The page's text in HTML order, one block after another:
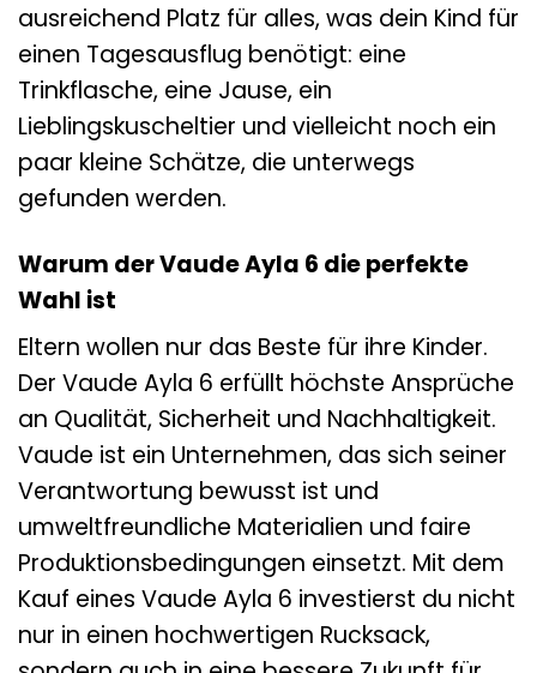
ausreichend Platz für alles, was dein Kind für
einen Tagesausflug benötigt: eine
Trinkflasche, eine Jause, ein
Lieblingskuscheltier und vielleicht noch ein
paar kleine Schätze, die unterwegs
gefunden werden.
Warum der Vaude Ayla 6 die perfekte
Wahl ist
Eltern wollen nur das Beste für ihre Kinder.
Der Vaude Ayla 6 erfüllt höchste Ansprüche
an Qualität, Sicherheit und Nachhaltigkeit.
Vaude ist ein Unternehmen, das sich seiner
Verantwortung bewusst ist und
umweltfreundliche Materialien und faire
Produktionsbedingungen einsetzt. Mit dem
Kauf eines Vaude Ayla 6 investierst du nicht
nur in einen hochwertigen Rucksack,